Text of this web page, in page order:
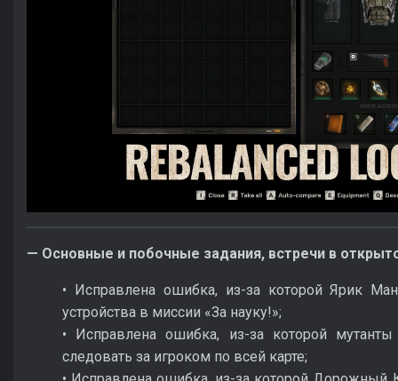
— Основные и побочные задания, встречи в
• Исправлена ошибка, из-за которой Ярик
устройства в миссии «За науку!»;
• Исправлена ошибка, из-за которой
следовать за игроком по всей карте;